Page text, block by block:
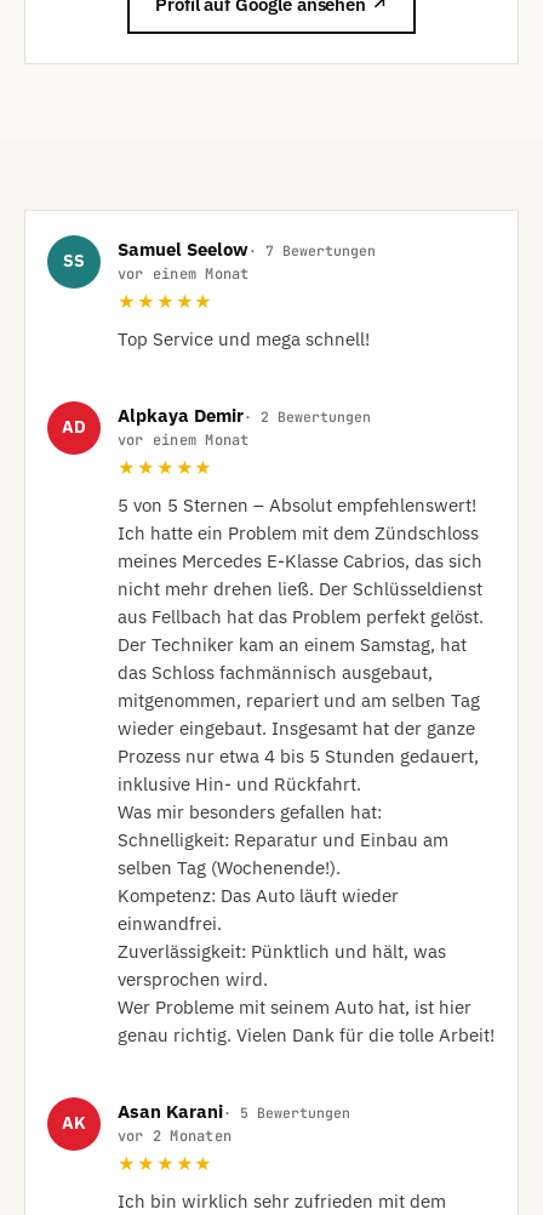
Profil auf Google ansehen ↗
SS
Samuel Seelow· 7 Bewertungen
vor einem Monat
★★★★★
Top Service und mega schnell!
AD
Alpkaya Demir· 2 Bewertungen
vor einem Monat
★★★★★
​5 von 5 Sternen – Absolut empfehlenswert!
​Ich hatte ein Problem mit dem Zündschloss
meines Mercedes E-Klasse Cabrios, das sich
nicht mehr drehen ließ. Der Schlüsseldienst
aus Fellbach hat das Problem perfekt gelöst.
​Der Techniker kam an einem Samstag, hat
das Schloss fachmännisch ausgebaut,
mitgenommen, repariert und am selben Tag
wieder eingebaut. Insgesamt hat der ganze
Prozess nur etwa 4 bis 5 Stunden gedauert,
inklusive Hin- und Rückfahrt.
​Was mir besonders gefallen hat:
​Schnelligkeit: Reparatur und Einbau am
selben Tag (Wochenende!).
​Kompetenz: Das Auto läuft wieder
einwandfrei.
​Zuverlässigkeit: Pünktlich und hält, was
versprochen wird.
​Wer Probleme mit seinem Auto hat, ist hier
genau richtig. Vielen Dank für die tolle Arbeit!
AK
Asan Karani· 5 Bewertungen
vor 2 Monaten
★★★★★
Ich bin wirklich sehr zufrieden mit dem